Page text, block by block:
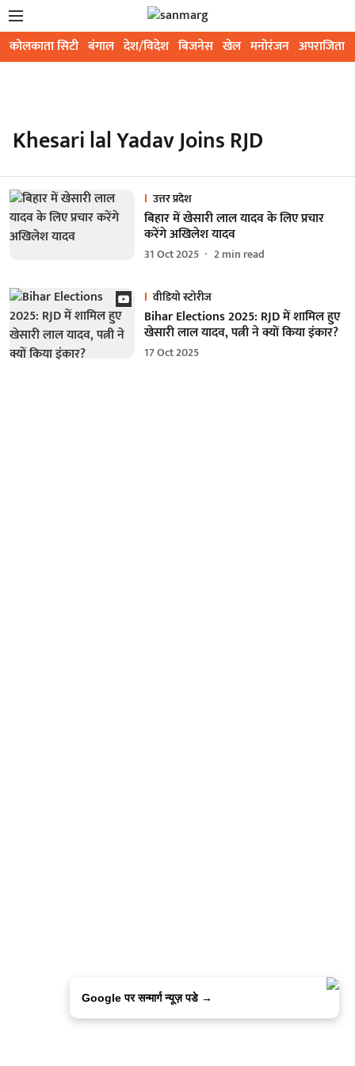
कोलकाता सिटी बंगाल देश/विदेश बिजनेस खेल मनोरंजन अपराजिता
Khesari lal Yadav Joins RJD
उत्तर प्रदेश
बिहार में खेसारी लाल यादव के लिए प्रचार
करेंगे अखिलेश यादव
31 Oct 2025 2min read
वीडियो स्टोरीज
Bihar Elections 2025: RJD में शामिल हुए
खेसारी लाल यादव, पत्नी ने क्यों किया इंकार?
17 Oct 2025
Google पर सन्मार्ग न्यूज़ पडे →